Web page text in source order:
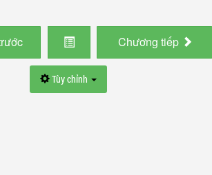
Chương tiếp
Tùy chỉnh